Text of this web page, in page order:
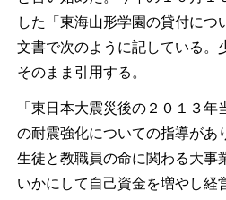
した「東海山形学園の貸付につ
文書で次のように記している。
そのまま引用する。
「東日本大震災後の２０１３
の耐震強化についての指導があ
生徒と教職員の命に関わる大事
いかにして自己資金を増やし経